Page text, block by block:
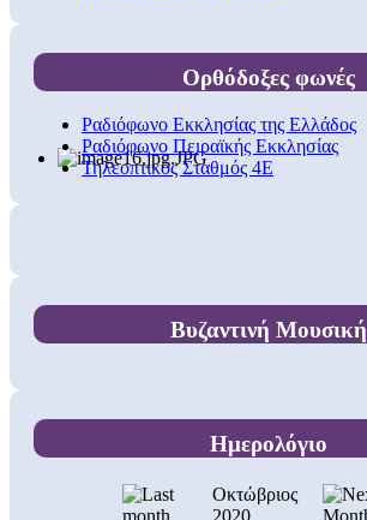
Ορθόδοξες φωνές
Ραδιόφωνο Εκκλησίας της Ελλάδος
Ραδιόφωνο Πειραϊκής Εκκλησίας
Τηλεοπτικός Σταθμός 4Ε
Βυζαντινή Μουσική
Ημερολόγιο
Οκτώβριος
2020